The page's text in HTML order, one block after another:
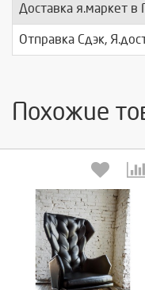
Доставка я.маркет в
Отправка Сдэк,
Похожие
Выберите количество: